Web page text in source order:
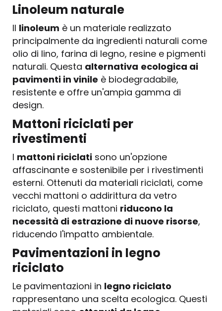
Linoleum naturale
Il linoleum è un materiale realizzato
principalmente da ingredienti naturali come
olio di lino, farina di legno, resine e pigmenti
naturali. Questa alternativa ecologica ai
pavimenti in vinile è biodegradabile,
resistente e offre un'ampia gamma di
design.
Mattoni riciclati per
rivestimenti
I mattoni riciclati sono un'opzione
affascinante e sostenibile per i rivestimenti
esterni. Ottenuti da materiali riciclati, come
vecchi mattoni o addirittura da vetro
riciclato, questi mattoni riducono la
necessità di estrazione di nuove risorse,
riducendo l'impatto ambientale.
Pavimentazioni in legno
riciclato
Le pavimentazioni in legno riciclato
rappresentano una scelta ecologica. Questi